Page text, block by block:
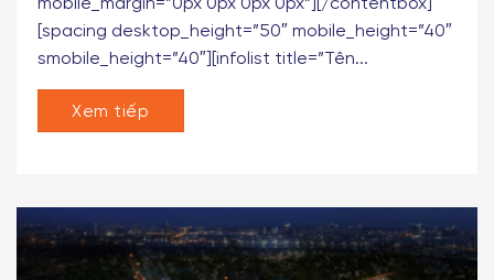
[contentbox margin=”0px 10px 0px 0px”
mobile_margin=”0px 0px 0px 0px”][/contentbox]
[spacing desktop_height=”50″ mobile_height=”40″
smobile_height=”40″][infolist title=”Tên...